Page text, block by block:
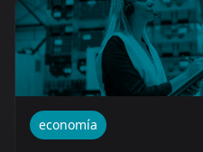
economía